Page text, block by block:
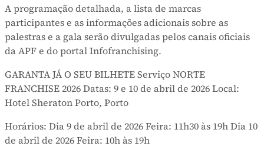
A programação detalhada, a lista de marcas
participantes e as informações adicionais sobre as
palestras e a gala serão divulgadas pelos canais oficiais
da APF e do portal Infofranchising.
GARANTA JÁ O SEU BILHETE Serviço NORTE
FRANCHISE 2026 Datas: 9 e 10 de abril de 2026 Local:
Hotel Sheraton Porto, Porto
Horários: Dia 9 de abril de 2026 Feira: 11h30 às 19h Dia 10
de abril de 2026 Feira: 10h às 19h